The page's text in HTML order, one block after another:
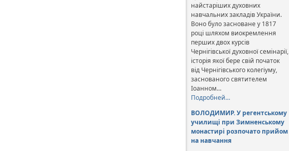
найстаріших духовних
навчальних закладів України.
Воно було засноване у 1817
році шляхом виокремлення
перших двох курсів
Чернігівської духовної семінарії,
історія якої бере свій початок
від Чернігівського колегіуму,
заснованого святителем
Іоанном…
Подробней…
ВОЛОДИМИР. У регентському
училищі при Зимненському
монастирі розпочато прийом
на навчання